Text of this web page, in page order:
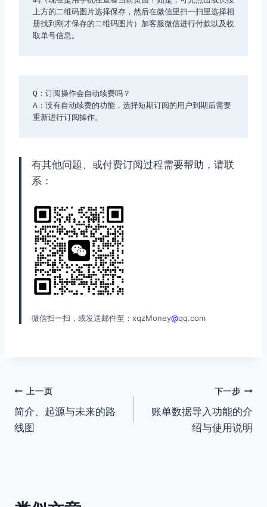
上方的二维码图片选择保存，然后在微信里扫一扫里选择相
册找到刚才保存的二维码图片）加客服微信进行付款以及收
取单号信息。
Q：订阅操作会自动续费吗？
A：没有自动续费的功能，选择短期订阅的用户到期后需要
重新进行订阅操作。
有其他问题、或付费订阅过程需要帮助，请联
系：
微信扫一扫，或发送邮件至：xqzMoney@qq.com
文
章
上一页
简介、起源与未来的路
线图
下一步
账单数据导入功能的介
绍与使用说明